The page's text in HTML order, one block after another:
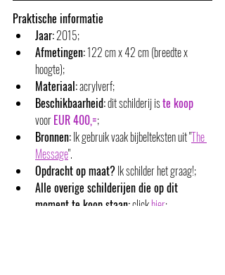
Praktische informatie
Jaar: 2015;
Afmetingen: 122 cm x 42 cm (breedte x
hoogte);
Materiaal: acrylverf;
Beschikbaarheid: dit schilderij is te koop
voor EUR 400,=;
Bronnen: Ik gebruik vaak bijbelteksten uit "The
Message".
Opdracht op maat? Ik schilder het graag!;
Alle overige schilderijen die op dit
moment te koop staan: click hier;